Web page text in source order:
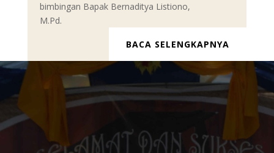
bimbingan Bapak Bernaditya Listiono,
M.Pd.
BACA SELENGKAPNYA